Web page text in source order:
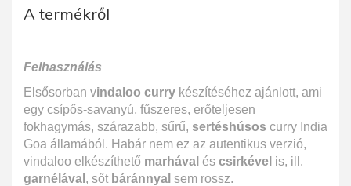
A termékről
Felhasználás
Elsősorban vindaloo curry készítéséhez ajánlott, ami
egy csípős-savanyú, fűszeres, erőteljesen
fokhagymás, szárazabb, sűrű, sertéshúsos curry India
Goa államából. Habár nem ez az autentikus verzió,
vindaloo elkészíthető marhával és csirkével is, ill.
garnélával , sőt báránnyal sem rossz.